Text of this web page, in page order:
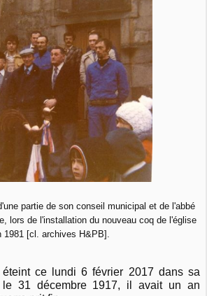
partie de son conseil municipal et de l'abbé
lors de l'installation du nouveau coq de l'église
1981 [cl. archives H&PB].
ce lundi 6 février 2017 dans sa
31 décembre 1917, il avait un an